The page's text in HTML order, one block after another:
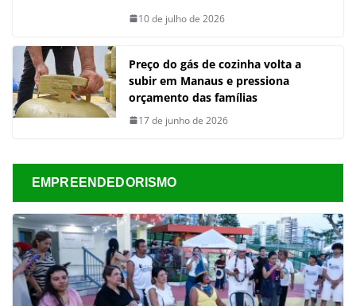
10 de julho de 2026
Preço do gás de cozinha volta a
subir em Manaus e pressiona
orçamento das famílias
17 de junho de 2026
EMPREENDEDORISMO